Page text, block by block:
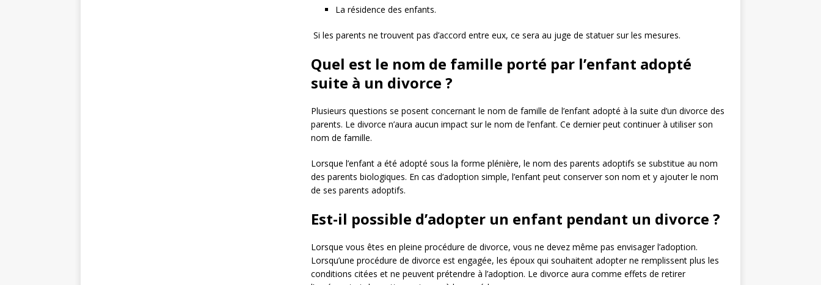
La résidence des enfants.
Si les parents ne trouvent pas d’accord entre eux, ce sera au juge de statuer sur les mesures.
Quel est le nom de famille porté par l’enfant adopté
suite à un divorce ?
Plusieurs questions se posent concernant le nom de famille de l’enfant adopté à la suite d’un divorce des
parents. Le divorce n’aura aucun impact sur le nom de l’enfant. Ce dernier peut continuer à utiliser son
nom de famille.
Lorsque l’enfant a été adopté sous la forme plénière, le nom des parents adoptifs se substitue au nom
des parents biologiques. En cas d’adoption simple, l’enfant peut conserver son nom et y ajouter le nom
de ses parents adoptifs.
Est-il possible d’adopter un enfant pendant un divorce ?
Lorsque vous êtes en pleine procédure de divorce, vous ne devez même pas envisager l’adoption.
Lorsqu’une procédure de divorce est engagée, les époux qui souhaitent adopter ne remplissent plus les
conditions citées et ne peuvent prétendre à l’adoption. Le divorce aura comme effets de retirer